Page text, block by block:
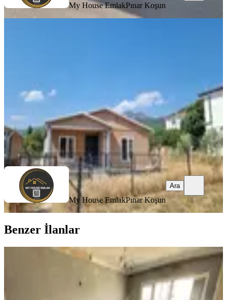
My House EmlakPınar Koşun
My House EmlakPınar Koşun
Ara
My House EmlakPınar Koşun
Ara
Benzer İlanlar
Buca Çamlık Mahde 2+1 90m2 Ayrı
Mutfak Klasik Daire